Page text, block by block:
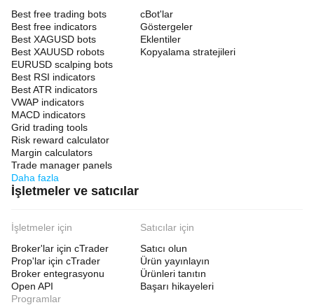
Best free trading bots
Best free indicators
Best XAGUSD bots
Best XAUUSD robots
EURUSD scalping bots
Best RSI indicators
Best ATR indicators
VWAP indicators
MACD indicators
Grid trading tools
Risk reward calculator
Margin calculators
Trade manager panels
Daha fazla
cBot'lar
Göstergeler
Eklentiler
Kopyalama stratejileri
İşletmeler ve satıcılar
İşletmeler için
Broker'lar için cTrader
Prop'lar için cTrader
Broker entegrasyonu
Open API
Satıcılar için
Satıcı olun
Ürün yayınlayın
Ürünleri tanıtın
Başarı hikayeleri
Programlar